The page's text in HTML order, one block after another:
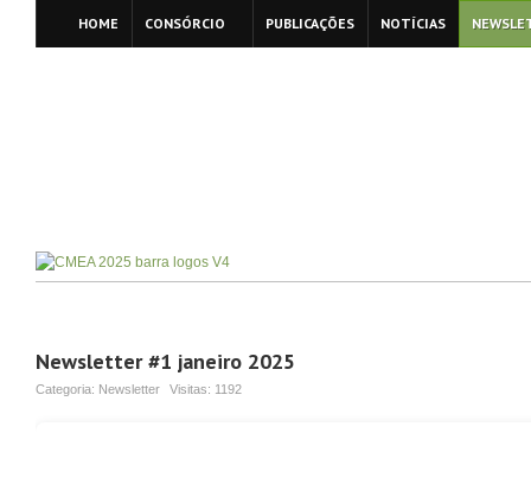
HOME CONSÓRCIO PUBLICAÇÕES NOTÍCIAS
Newsletter #1 janeiro 2025
Categoria: Newsletter Visitas: 1192